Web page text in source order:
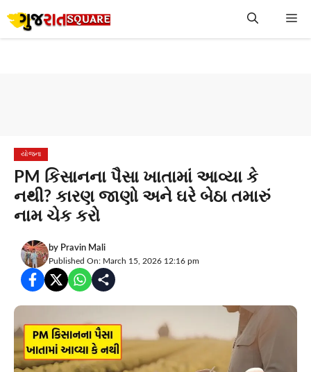
to
યોજના
PM કિસાનના પૈસા ખાતામાં આવ્યા કે
નથી? કારણ જાણો અને ઘરે બેઠા તમારું
નામ ચેક કરો
by Pravin Mali
Published On: March 15, 2026 12:16 pm